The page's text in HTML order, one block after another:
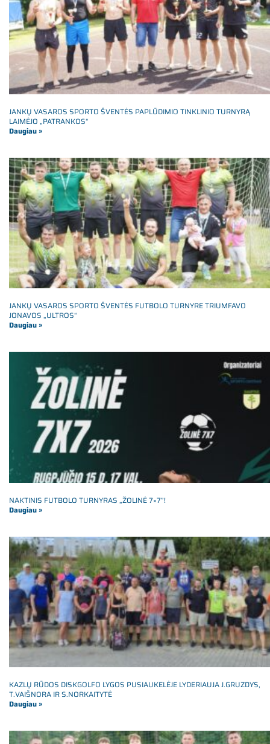
JANKŲ VASAROS SPORTO ŠVENTĖS PAPLŪDIMIO TINKLINIO TURNYRĄ
LAIMĖJO „PATRANKOS“
Daugiau »
JANKŲ VASAROS SPORTO ŠVENTĖS FUTBOLO TURNYRE TRIUMFAVO
JONAVOS „ULTROS“
Daugiau »
NAKTINIS FUTBOLO TURNYRAS „ŽOLINĖ 7×7”!
Daugiau »
KAZLŲ RŪDOS DISKGOLFO LYGOS PUSIAUKELĖJE LYDERIAUJA J.GRUZDYS,
T.VAIŠNORA IR S.NORKAITYTĖ
Daugiau »